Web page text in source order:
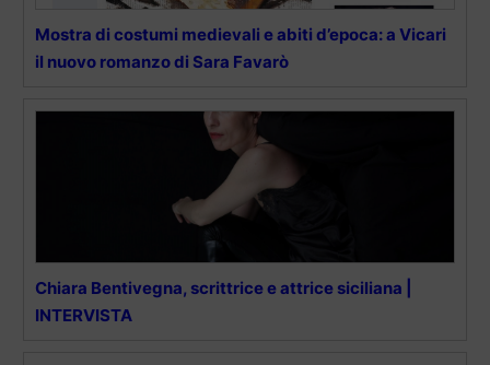
Mostra di costumi medievali e abiti d’epoca: a Vicari
il nuovo romanzo di Sara Favarò
Chiara Bentivegna, scrittrice e attrice siciliana |
INTERVISTA